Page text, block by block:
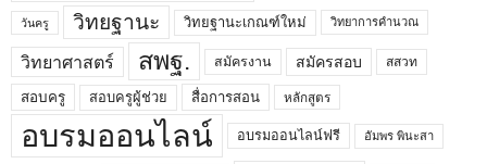
วันครู วิทยฐานะ วิทยฐานะเกณฑ์ใหม่ วิทยาการคำนวณ
วิทยาศาสตร์ สพฐ. สมัครงาน สมัครสอบ สสวท
สอบครู สอบครูผู้ช่วย สื่อการสอน หลักสูตร
อบรมออนไลน์ อบรมออนไลน์ฟรี อัมพร พินะสา